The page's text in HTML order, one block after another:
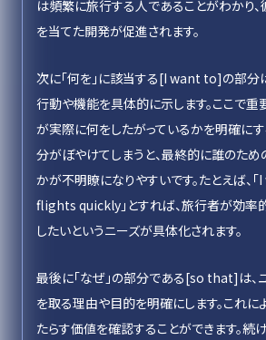
は頻繁に旅行する人であることがわかり
を当てた開発が促進されます。
次に「何を」に該当する[I want to]の部分
行動や機能を具体的に示します。ここで重
が実際に何をしたがっているかを明確にす
分がぼやけてしまうと、最終的に誰のため
かが不明瞭になりやすいです。たとえば
flights quickly」とすれば、旅行者が効率
したいというニーズが具体化されます。
最後に「なぜ」の部分である[so that]は
を取る理由や目的を明確にします。これに
たらす価値を確認することができます。続